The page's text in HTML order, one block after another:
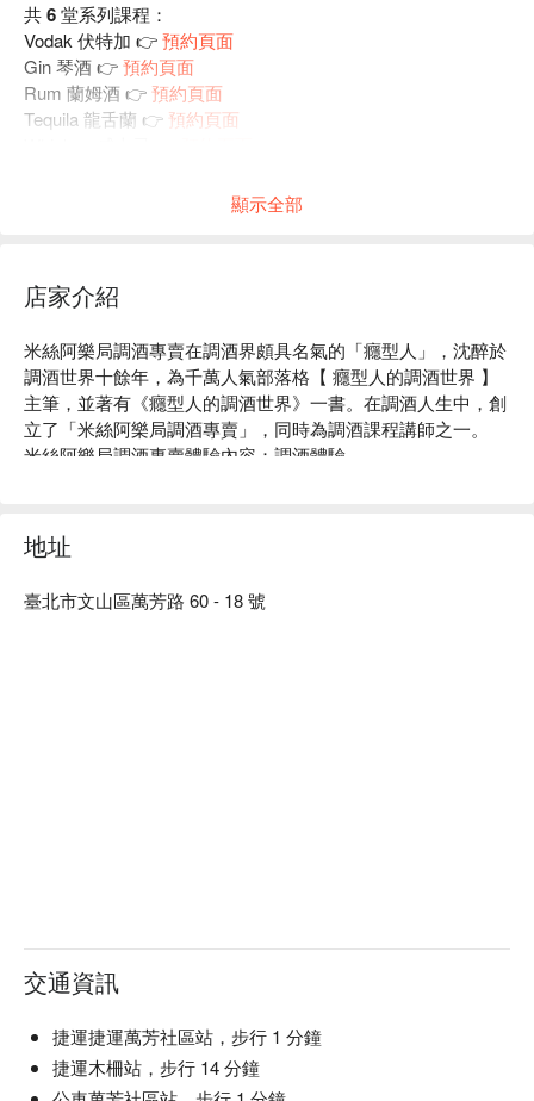
共 6 堂系列課程：
Vodak 伏特加 👉預約頁面
Gin 琴酒 👉預約頁面
Rum 蘭姆酒 👉預約頁面
Tequila 龍舌蘭 👉 預約頁面
顯示全部
店家介紹
米絲阿樂局調酒專賣在調酒界頗具名氣的「癮型人」，沈醉於
調酒世界十餘年，為千萬人氣部落格【 癮型人的調酒世界 】
主筆，並著有《癮型人的調酒世界》一書。在調酒人生中，創
立了「米絲阿樂局調酒專賣」，同時為調酒課程講師之一。
米絲阿樂局調酒專賣體驗內容：調酒體驗
分鐘即可抵達。
米絲阿樂局調酒專賣預約、米絲阿樂局調酒專賣價格立刻查看
地址
臺北市文山區萬芳路 60 - 18 號
交通資訊
捷運捷運萬芳社區站，步行 1 分鐘
捷運木柵站，步行 14 分鐘